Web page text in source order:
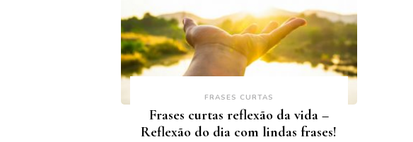
FRASES CURTAS
Frases curtas reflexão da vida –
Reflexão do dia com lindas frases!